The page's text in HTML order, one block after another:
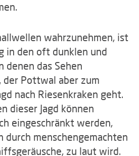
wahrzunehmen, ist
in den oft dunklen und
denen das Sehen
der Pottwal aber zum
nach Riesenkraken geht.
dieser Jagd können
eingeschränkt werden,
durch menschengemachten
zu laut wird.